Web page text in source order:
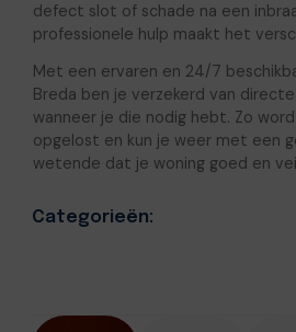
defect slot of schade na een
professionele hulp maakt het
Met een ervaren en 24/7
Breda ben je verzekerd van
wanneer je die nodig hebt. Zo
opgelost en kun je weer met een
wetende dat je woning goed en
Categorieën: